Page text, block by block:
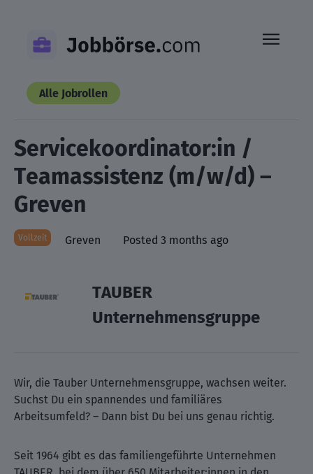
content
Alle Jobrollen
Servicekoordinator:in /
Teamassistenz (m/w/d) –
Greven
Vollzeit Greven Posted 3 months ago
TAUBER
Unternehmensgruppe
Wir, die Tauber Unternehmensgruppe, wachsen weiter.
Suchst Du ein spannendes und familiäres
Arbeitsumfeld? – Dann bist Du bei uns genau richtig.
Seit 1964 gibt es das familiengeführte Unternehmen